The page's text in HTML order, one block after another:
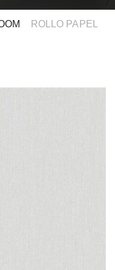
ROLLO PAPEL